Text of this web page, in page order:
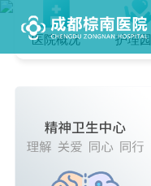
医院概况 护理